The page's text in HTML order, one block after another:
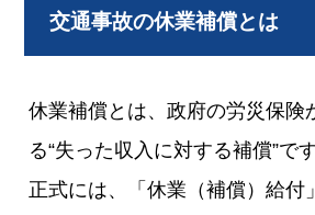
交通事故の休業補償とは
休業補償とは、政府の労災保険
る“失った収入に対する補償”です
正式には、「休業（補償）給付